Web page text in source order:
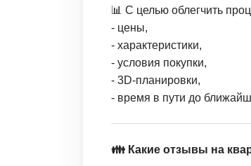
📊 С целью облегчить
- цены,
- характеристики,
- условия покупки,
- 3D-планировки,
- время в пути до
👪 Какие отзывы на